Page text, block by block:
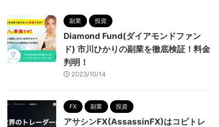
副業 投資
Diamond Fund(ダイアモンドファン
ド) 市川ひかりの副業を徹底検証！料金
判明！
2023/10/14
FX 副業 投資
アサシンFX(AssassinFX)はコピトレ